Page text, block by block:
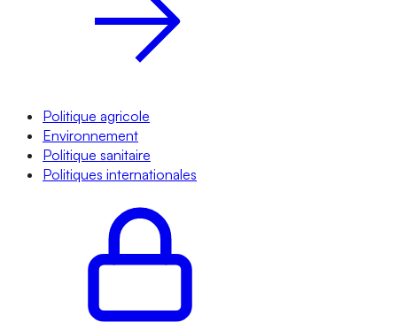
Politique agricole
Environnement
Politique sanitaire
Politiques internationales